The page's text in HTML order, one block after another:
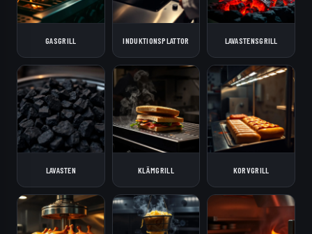
GASGRILL INDUKTIONSPLATTOR LAVASTENSGRILL
LAVASTEN KLÄMGRILL KORVGRILL